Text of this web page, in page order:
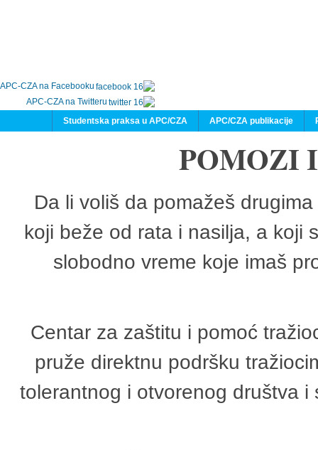
APC-CZA na Facebooku
APC-CZA na Twitteru
APC/CZA publikacije
Studentska praksa u APC/CZA
POMOZI
Da li voliš da pomažeš
koji beže od rata i nasilja, a koji
slobodno vreme koje imaš
Centar za zaštitu i pomoć
pruže direktnu podršku
tolerantnog i otvorenog društva